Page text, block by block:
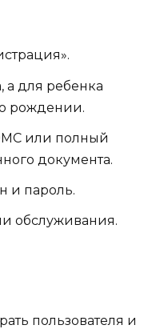
а для ребенка
рождении.
или полный
документа.
и пароль.
обслуживания.
пользователя и